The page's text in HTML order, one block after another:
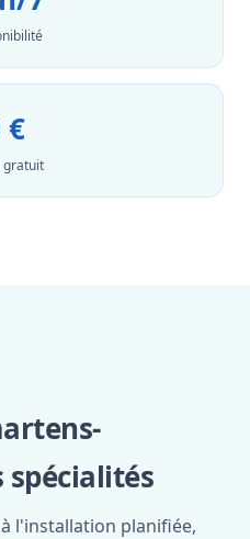
€
gratuit
l'installation planifiée,